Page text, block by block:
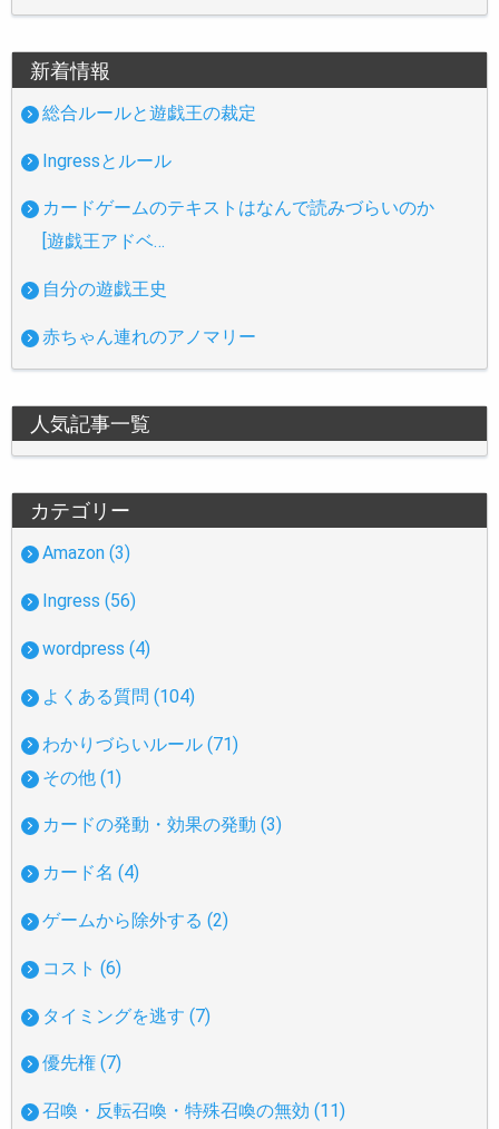
新着情報
総合ルールと遊戯王の裁定
Ingressとルール
カードゲームのテキストはなんで読みづらいのか
[遊戯王アドベ…
自分の遊戯王史
赤ちゃん連れのアノマリー
人気記事一覧
カテゴリー
Amazon (3)
Ingress (56)
wordpress (4)
よくある質問 (104)
わかりづらいルール (71)
その他 (1)
カードの発動・効果の発動 (3)
カード名 (4)
ゲームから除外する (2)
コスト (6)
タイミングを逃す (7)
優先権 (7)
召喚・反転召喚・特殊召喚の無効 (11)